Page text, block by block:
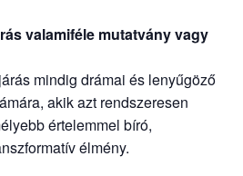
valamiféle mutatvány vagy
mindig drámai és lenyűgöző
akik azt rendszeresen
értelemmel bíró,
élmény.